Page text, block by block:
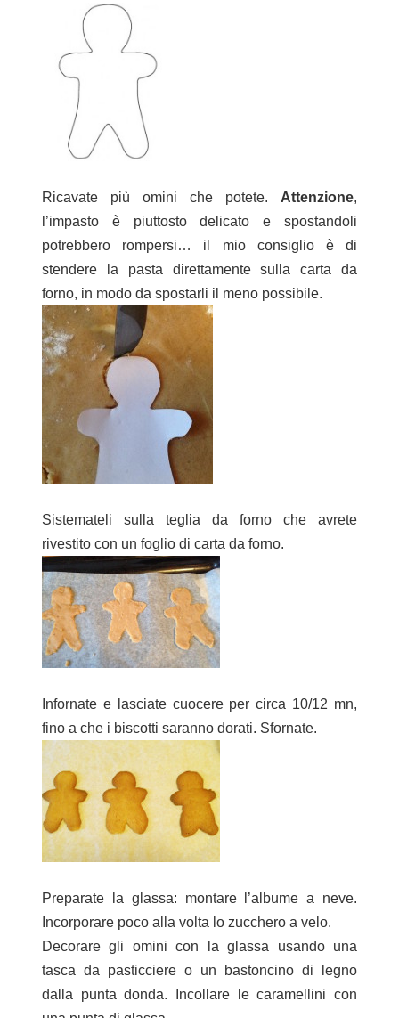
Ricavate più omini che potete. Attenzione,
l’impasto è piuttosto delicato e spostandoli
potrebbero rompersi… il mio consiglio è di
stendere la pasta direttamente sulla carta da
forno, in modo da spostarli il meno possibile.
Sistemateli sulla teglia da forno che avrete
rivestito con un foglio di carta da forno.
Infornate e lasciate cuocere per circa 10/12 mn,
fino a che i biscotti saranno dorati. Sfornate.
Preparate la glassa: montare l’albume a neve.
Incorporare poco alla volta lo zucchero a velo.
Decorare gli omini con la glassa usando una
tasca da pasticciere o un bastoncino di legno
dalla punta donda. Incollare le caramellini con